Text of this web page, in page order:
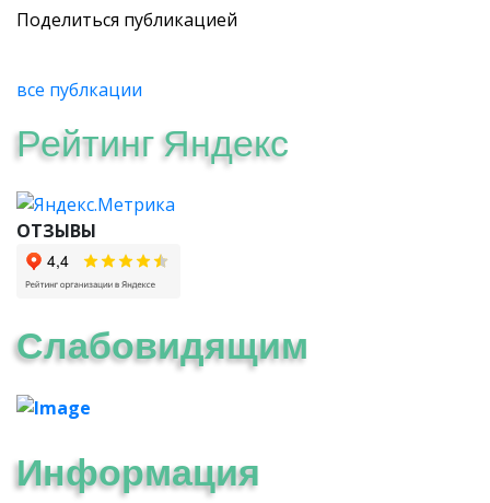
Поделиться публикацией
все публкации
Рейтинг Яндекс
ОТЗЫВЫ
Слабовидящим
Информация